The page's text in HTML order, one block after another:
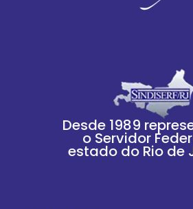
Desde 1989
o Servidor
estado do Rio de